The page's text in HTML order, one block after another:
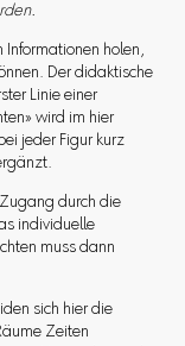
Informationen holen,
Der didaktische
Linie einer
wird im hier
jeder Figur kurz
durch die
individuelle
muss dann
sich hier die
Zeiten